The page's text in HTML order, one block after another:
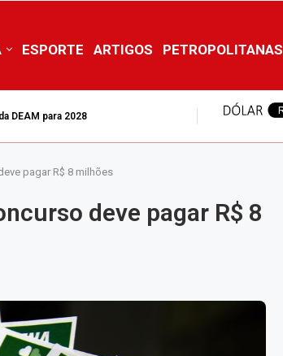
ESPORTE ARTIGOS PETROPOLITANAS
DEAM para 2028
pagar R$ 8 milhões
deve pagar R$ 8